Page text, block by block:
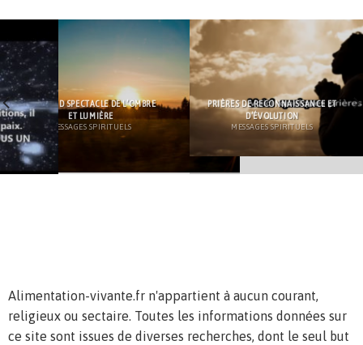
LE GRAND SPECTACLE DE L’OMBRE
ET LUMIÈRE
MESSAGES SPIRITUELS
PRIÈRES DE RECONNAISSANCE ET
D’ÉVOLUTION
MESSAGES SPIRITUELS
Alimentation-vivante.fr n'appartient à aucun courant,
religieux ou sectaire. Toutes les informations données sur
ce site sont issues de diverses recherches, dont le seul but